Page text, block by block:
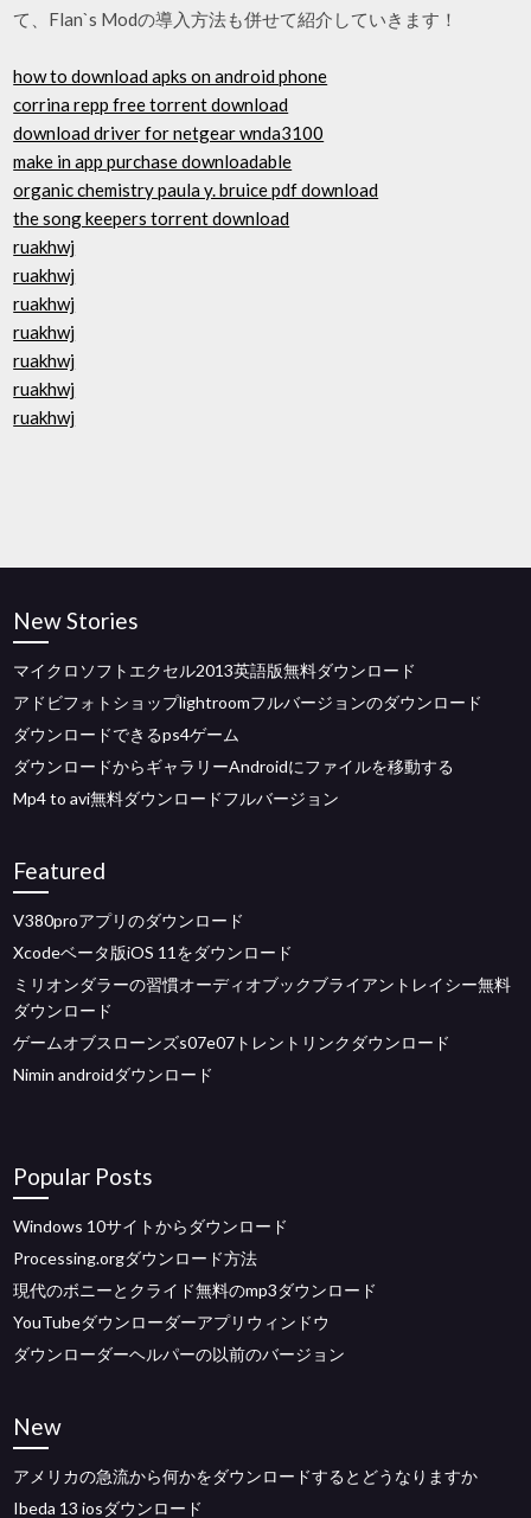
て、Flan`s Modの導入方法も併せて紹介していきます！
how to download apks on android phone
corrina repp free torrent download
download driver for netgear wnda3100
make in app purchase downloadable
organic chemistry paula y. bruice pdf download
the song keepers torrent download
ruakhwj
ruakhwj
ruakhwj
ruakhwj
ruakhwj
ruakhwj
ruakhwj
New Stories
マイクロソフトエクセル2013英語版無料ダウンロード
アドビフォトショップlightroomフルバージョンのダウンロード
ダウンロードできるps4ゲーム
ダウンロードからギャラリーAndroidにファイルを移動する
Mp4 to avi無料ダウンロードフルバージョン
Featured
V380proアプリのダウンロード
Xcodeベータ版iOS 11をダウンロード
ミリオンダラーの習慣オーディオブックブライアントレイシー無料
ダウンロード
ゲームオブスローンズs07e07トレントリンクダウンロード
Nimin androidダウンロード
Popular Posts
Windows 10サイトからダウンロード
Processing.orgダウンロード方法
現代のボニーとクライド無料のmp3ダウンロード
YouTubeダウンローダーアプリウィンドウ
ダウンローダーヘルパーの以前のバージョン
New
アメリカの急流から何かをダウンロードするとどうなりますか
Ibeda 13 iosダウンロード